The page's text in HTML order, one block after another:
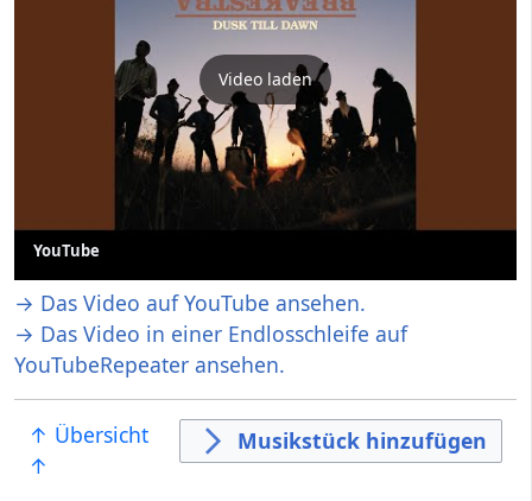
Video laden
YouTube
→ Das Video auf YouTube ansehen.
→ Das Video in einer Endlosschleife auf
YouTubeRepeater ansehen.
↑ Übersicht
↑
Musikstück hinzufügen